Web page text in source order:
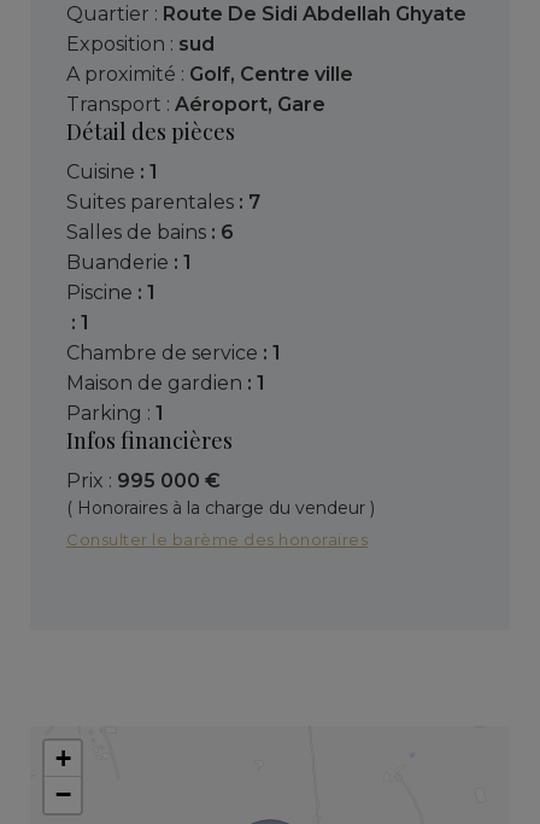
Quartier : Route De Sidi Abdellah Ghyate
Exposition : sud
A proximité : Golf, Centre ville
Transport : Aéroport, Gare
Détail des pièces
cuisine : 1
suites parentales : 7
salles de bains : 6
buanderie : 1
piscine : 1
: 1
chambre de service : 1
maison de gardien : 1
parking : 1
Infos financières
Prix : 995 000 €
( Honoraires à la charge du vendeur )
Consulter le barème des honoraires
+
−